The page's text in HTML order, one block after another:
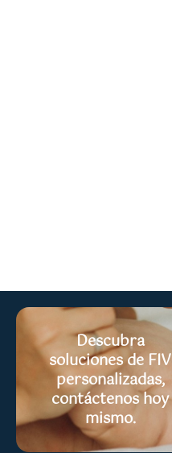
Descubra
soluciones de FIV
personalizadas,
contáctenos hoy
mismo.